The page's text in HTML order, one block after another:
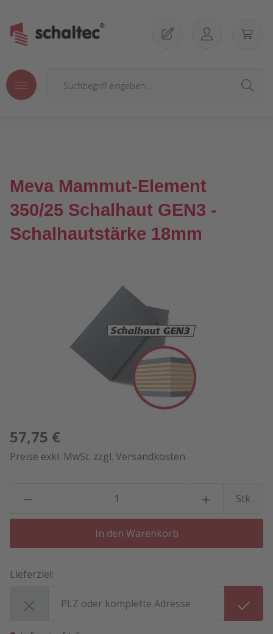
Meva Mammut-Element
350/25 Schalhaut GEN3 -
Schalhautstärke 18mm
Bildergalerie überspringen
57,75 €
Preise exkl. MwSt. zzgl. Versandkosten
Stk
In den Warenkorb
Lieferziel: